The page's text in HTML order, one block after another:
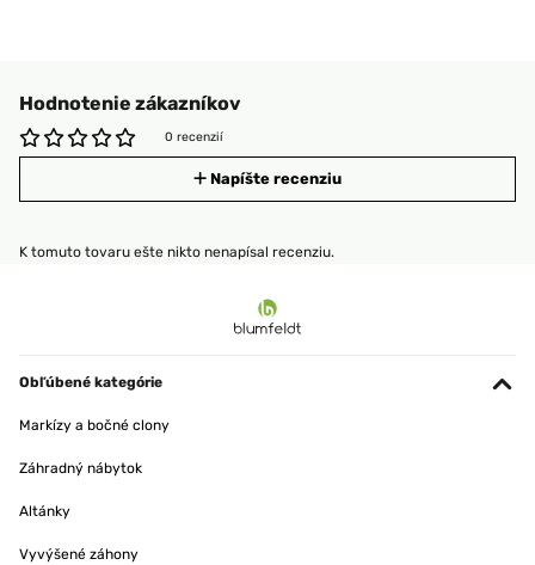
Hodnotenie zákazníkov
0 recenzií
Napíšte recenziu
K tomuto tovaru ešte nikto nenapísal recenziu.
Obľúbené kategórie
Markízy a bočné clony
Záhradný nábytok
Altánky
Vyvýšené záhony